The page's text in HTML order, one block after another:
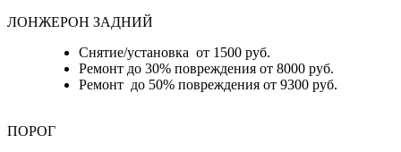
ЛОНЖЕРОН ЗАДНИЙ
Снятие/установка от 1500 руб.
Ремонт до 30% повреждения от 8000 руб.
Ремонт до 50% повреждения от 9300 руб.
ПОРОГ